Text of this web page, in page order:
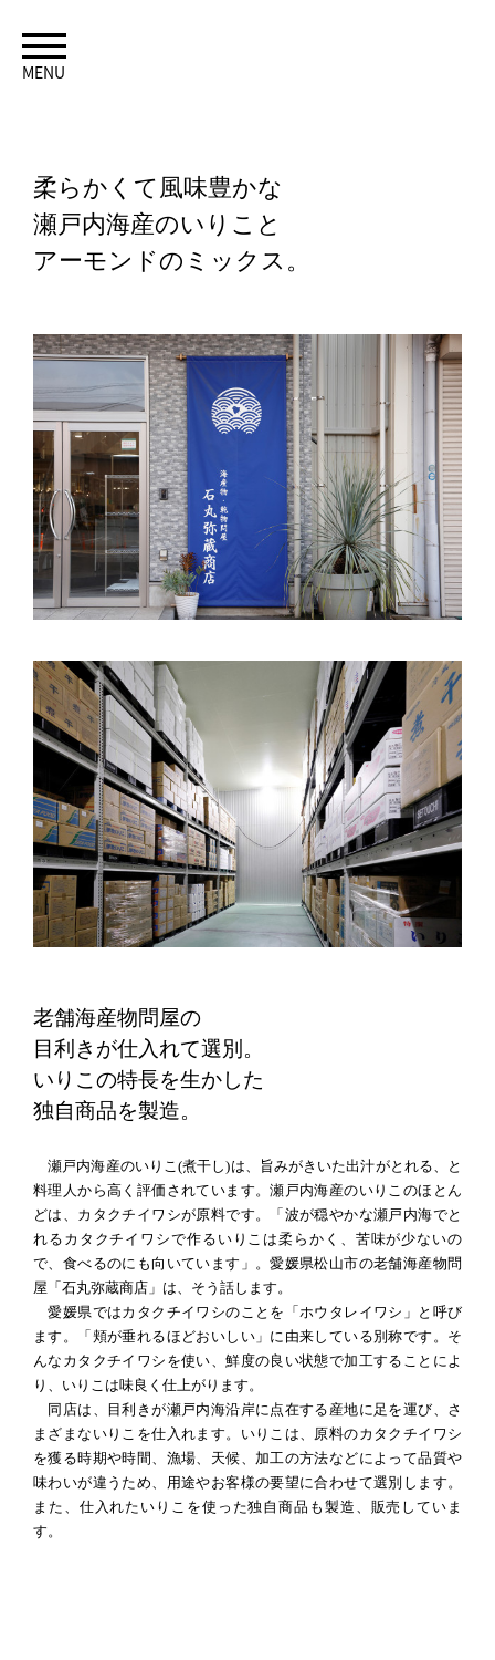
MENU
柔らかくて風味豊かな
瀬戸内海産のいりこと
アーモンドのミックス。
老舗海産物問屋の
目利きが仕入れて選別。
いりこの特長を生かした
独自商品を製造。
瀬戸内海産のいりこ(煮干し)は、旨みがきいた出汁がとれる、と
料理人から高く評価されています。瀬戸内海産のいりこのほとん
どは、カタクチイワシが原料です。「波が穏やかな瀬戸内海でと
れるカタクチイワシで作るいりこは柔らかく、苦味が少ないの
で、食べるのにも向いています」。愛媛県松山市の老舗海産物問
屋「石丸弥蔵商店」は、そう話します。
愛媛県ではカタクチイワシのことを「ホウタレイワシ」と呼び
ます。「頬が垂れるほどおいしい」に由来している別称です。そ
んなカタクチイワシを使い、鮮度の良い状態で加工することによ
り、いりこは味良く仕上がります。
同店は、目利きが瀬戸内海沿岸に点在する産地に足を運び、さ
まざまないりこを仕入れます。いりこは、原料のカタクチイワシ
を獲る時期や時間、漁場、天候、加工の方法などによって品質や
味わいが違うため、用途やお客様の要望に合わせて選別します。
また、仕入れたいりこを使った独自商品も製造、販売していま
す。